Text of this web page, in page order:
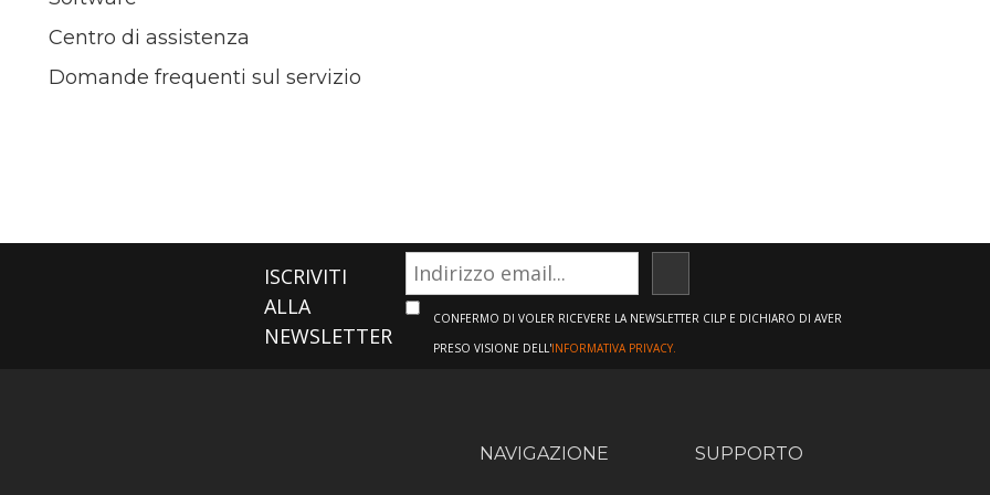
Centro di assistenza
Domande frequenti sul servizio
ISCRIVITI
ALLA
NEWSLETTER
CONFERMO DI VOLER RICEVERE LA NEWSLETTER CILP E DICHIARO DI AVER
PRESO VISIONE DELL'INFORMATIVA PRIVACY.
NAVIGAZIONE SUPPORTO